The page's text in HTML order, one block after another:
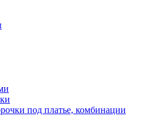
под платье, комбинации